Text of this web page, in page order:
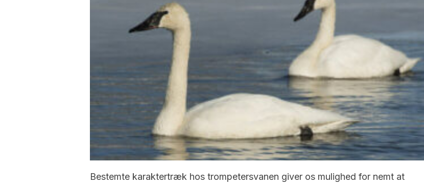
Bestemte karaktertræk hos trompetersvanen giver os mulighed for nemt at